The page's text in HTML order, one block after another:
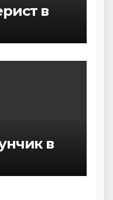
в
в